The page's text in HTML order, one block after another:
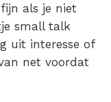
als je niet
small talk
uit interesse of
net voordat